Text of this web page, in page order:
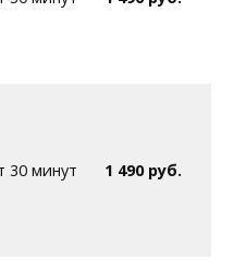
30 минут 1 490 руб.